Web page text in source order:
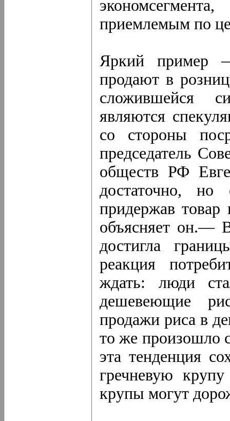
приемлемым по
Яркий пример —
продают в
сложившейся
являются
со стороны
председатель
обществ РФ
достаточно, но
придержав
объясняет он.—
достигла
реакция
ждать: люди
дешевеющие
продажи риса в
то же произошло
эта тенденция
гречневую
крупы могут